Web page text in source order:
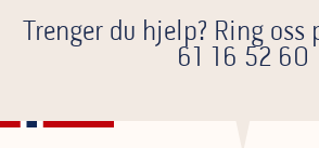
Trenger du hjelp? Ring oss
61 16 52 60